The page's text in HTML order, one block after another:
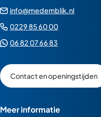
info@medemblik.nl
0229 85 60 00(Verwijst
06 82 07 66 83
een
Whatsapp
Contact en openingstijden
Meer informatie